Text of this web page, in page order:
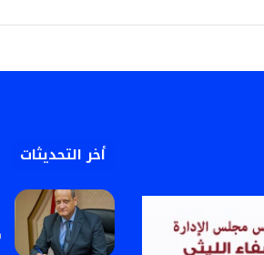
أخر التحديثات